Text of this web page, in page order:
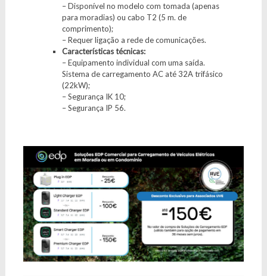
– Disponível no modelo com tomada (apenas
para moradias) ou cabo T2 (5 m. de
comprimento);
– Requer ligação a rede de comunicações.
Características técnicas:
– Equipamento individual com uma saída.
Sistema de carregamento AC até 32A trifásico
(22kW);
– Segurança IK 10;
– Segurança IP 56.